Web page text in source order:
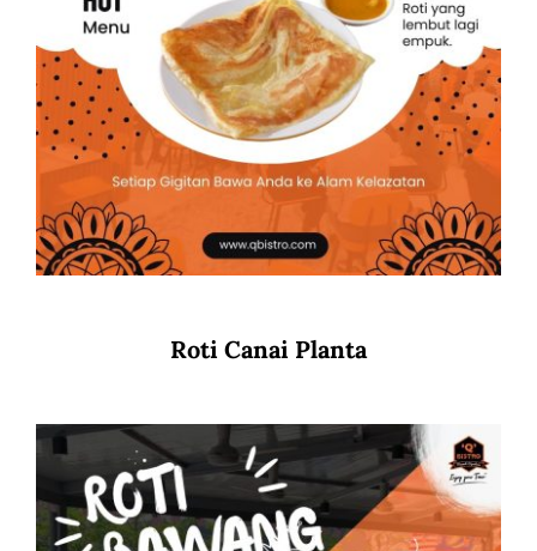
Roti Canai Planta